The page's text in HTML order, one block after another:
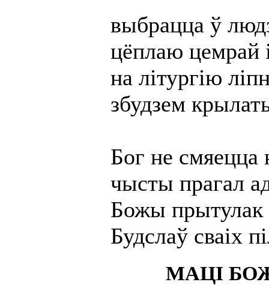
выбрацца ў
цёплаю цемрай
на літургію
збудзем
Бог не смяецца
чысты прагал
Божы прытулак
Будслаў сваіх
МАЦІ